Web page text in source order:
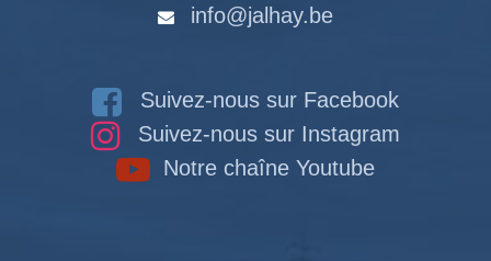
info@jalhay.be
Suivez-nous sur Facebook
Suivez-nous sur Instagram
Notre chaîne Youtube